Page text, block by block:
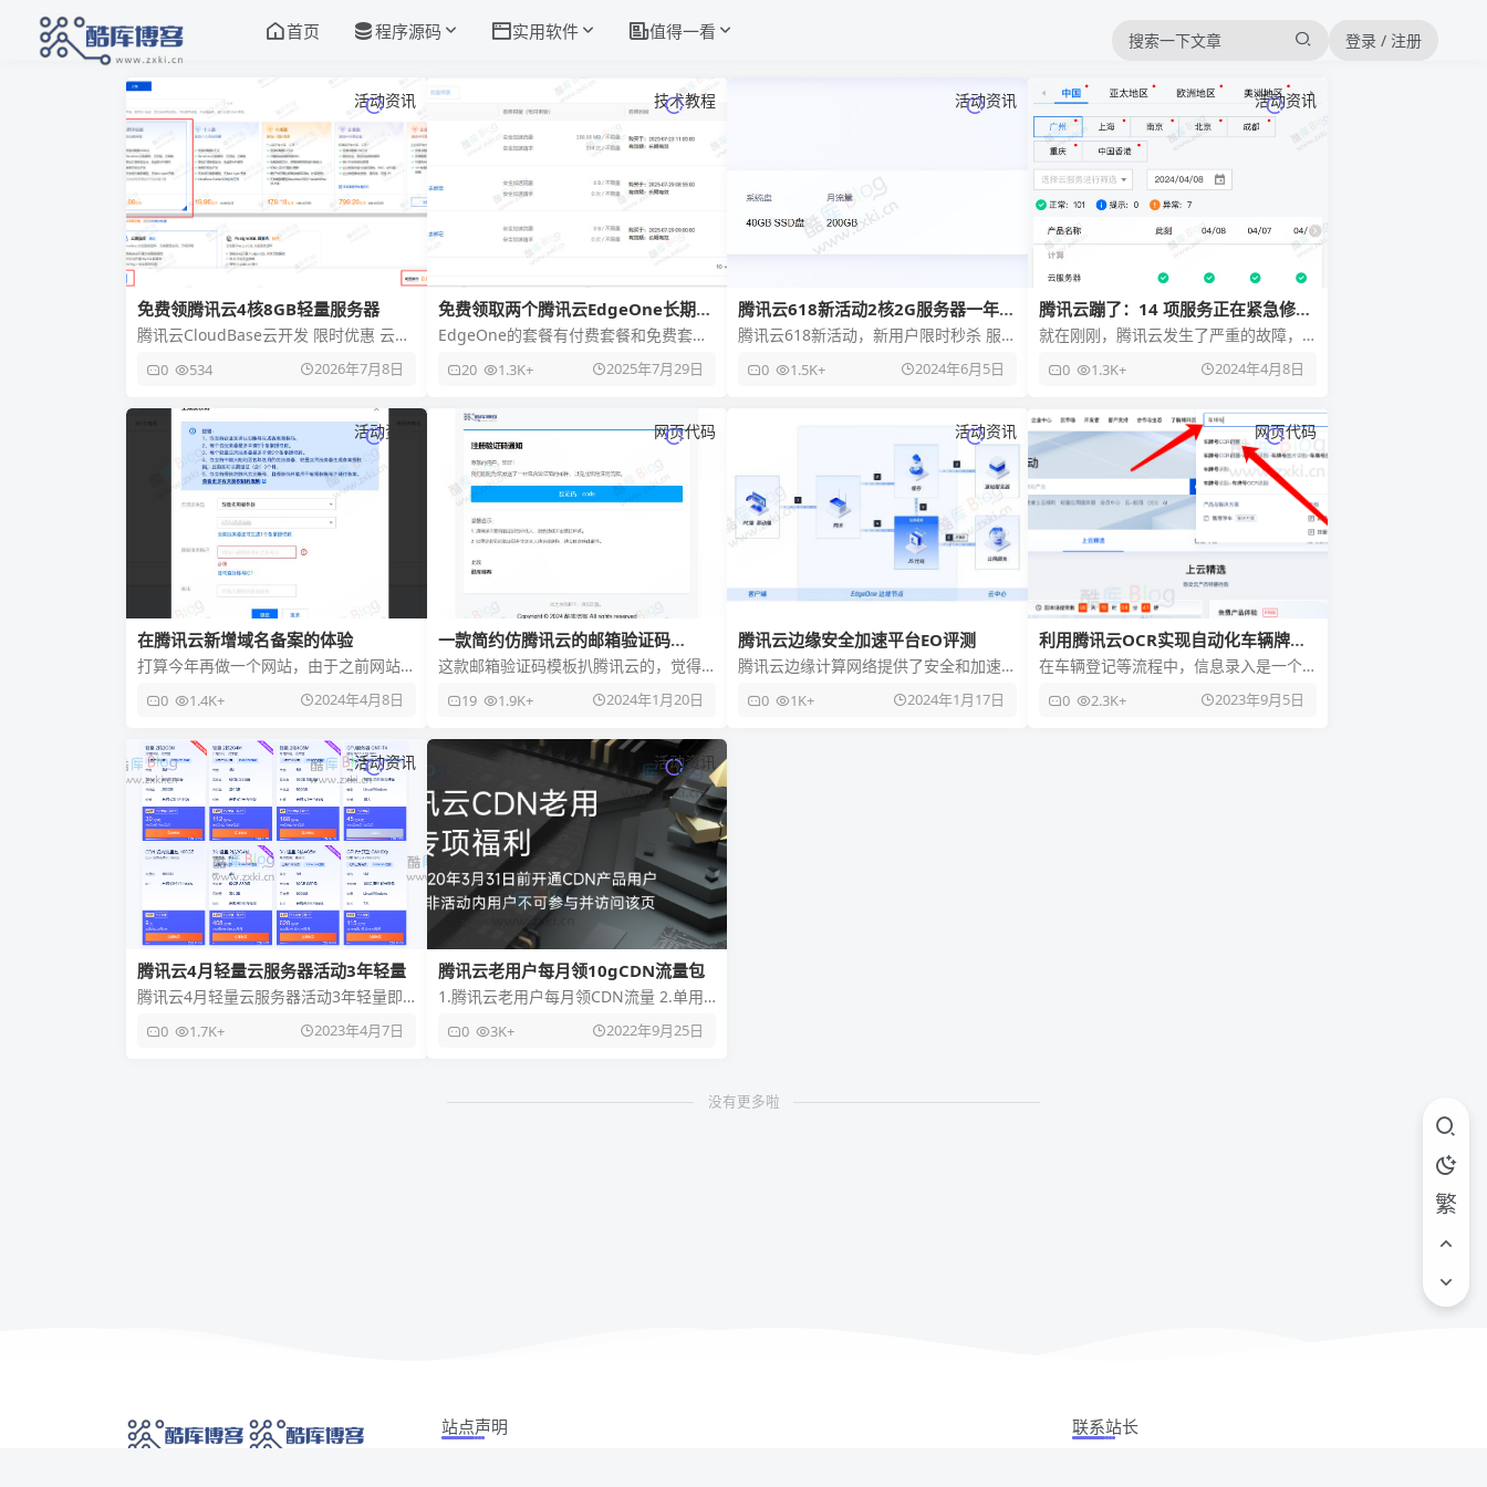
首页 程序源码 实用软件 值得一看 登录 / 注册
活动资讯
免费领腾讯云4核8GB轻量服务器
腾讯云CloudBase云开发 限时优惠 云开
正式发布后计费。新手
0 534 2026年7月8日
技术教程
免费领取两个腾讯云EdgeOne长期免
费套餐
EdgeOne的套餐有付费套餐和免费套餐
餐，但是此前的免费套
20 1.3K+ 2025年7月29日
活动资讯
腾讯云618新活动2核2G服务器一年
28元
腾讯云618新活动，新用户限时秒杀 服
100%CPU性能 带宽3
0 1.5K+ 2024年6月5日
活动资讯
腾讯云蹦了：14 项服务正在紧急修复
中….
就在刚刚，腾讯云发生了严重的故障，
告称：官网控制台相关服务出现异常
0 1.3K+ 2024年4月8日
活动资讯
在腾讯云新增域名备案的体验
打算今年再做一个网站，由于之前网站
案，今天就来给大家说下在腾讯云备
0 1.4K+ 2024年4月8日
网页代码
一款简约仿腾讯云的邮箱验证码
HTML模板
这款邮箱验证码模板扒腾讯云的，觉得
要求更换内容！ HTML代码
19 1.9K+ 2024年1月20日
活动资讯
腾讯云边缘安全加速平台EO评测
腾讯云边缘计算网络提供了安全和加速
等行业提供了保障。EO平台基于腾
0 1K+ 2024年1月17日
网页代码
利用腾讯云OCR实现自动化车辆牌照
识别登记流程
在车辆登记等流程中，信息录入是一个
可以利用腾讯云OCR实现自动化信
0 2.3K+ 2023年9月5日
活动资讯
腾讯云4月轻量云服务器活动3年轻量
腾讯云4月轻量云服务器活动3年轻量即
年）和轻量应用服务器2
0 1.7K+ 2023年4月7日
活动资讯
腾讯云老用户每月领10gCDN流量包
1.腾讯云老用户每月领CDN流量 2.单用
10GB流量包，资源包
0 3K+ 2022年9月25日
没有更多啦
繁
站点声明 联系站长